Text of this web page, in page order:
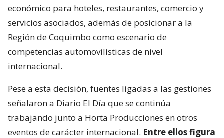
económico para hoteles, restaurantes, comercio y
servicios asociados, además de posicionar a la
Región de Coquimbo como escenario de
competencias automovilísticas de nivel
internacional.
Pese a esta decisión, fuentes ligadas a las gestiones
señalaron a Diario El Día que se continúa
trabajando junto a Horta Producciones en otros
eventos de carácter internacional. Entre ellos figura